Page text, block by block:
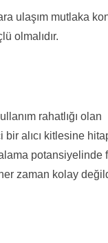
ulaşım mutlaka
olmalıdır.
rahatlığı olan
alıcı kitlesine
potansiyelinde
zaman kolay